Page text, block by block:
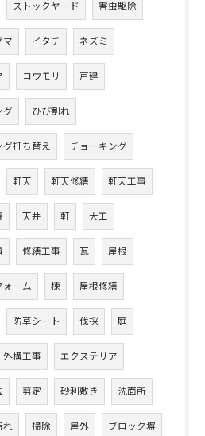
ストックヤード 害虫駆除
マ イタチ ネズミ
コウモリ 戸建
グ ひび割れ
グ打ち替え チョーキング
軒天 軒天修繕 軒天工事
天井 軒 大工
修繕工事 瓦 屋根
ォーム 棟 屋根修繕
防草シート 伐採 庭
外構工事 エクステリア
剪定 砂利敷き 洗面所
れ 掃除 屋外 ブロック塀